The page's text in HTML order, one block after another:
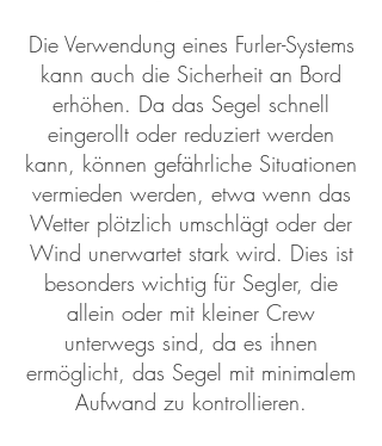
Die Verwendung eines Furler-Systems
kann auch die Sicherheit an Bord
erhöhen. Da das Segel schnell
eingerollt oder reduziert werden
kann, können gefährliche Situationen
vermieden werden, etwa wenn das
Wetter plötzlich umschlägt oder der
Wind unerwartet stark wird. Dies ist
besonders wichtig für Segler, die
allein oder mit kleiner Crew
unterwegs sind, da es ihnen
ermöglicht, das Segel mit minimalem
Aufwand zu kontrollieren.